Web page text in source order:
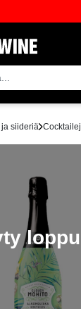
ja siideriä